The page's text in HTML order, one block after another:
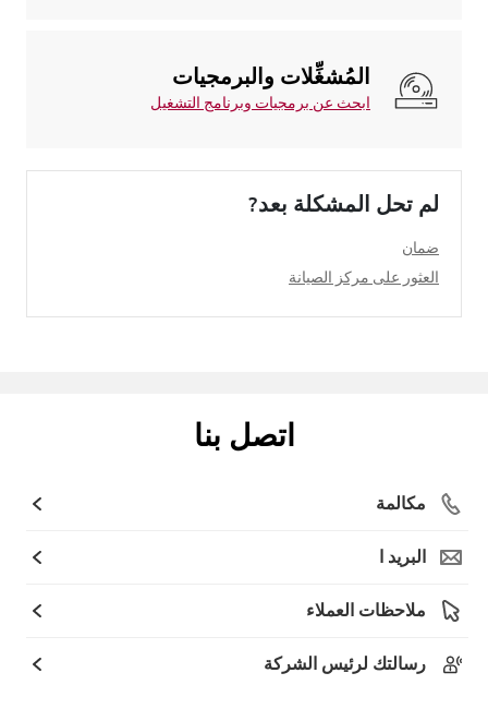
المُشغِّلات والبرمجيات
ابحث عن برمجيات وبرنامج التشغيل
لم تحل المشكلة بعد?
ضمان
العثور على مركز الصيانة
اتصل بنا
مكالمة
البريد ا
ملاحظات العملاء
رسالتك لرئيس الشركة